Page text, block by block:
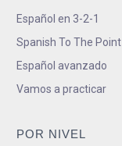
Español en 3-2-1
Spanish To The Point
Español avanzado
Vamos a practicar
POR NIVEL